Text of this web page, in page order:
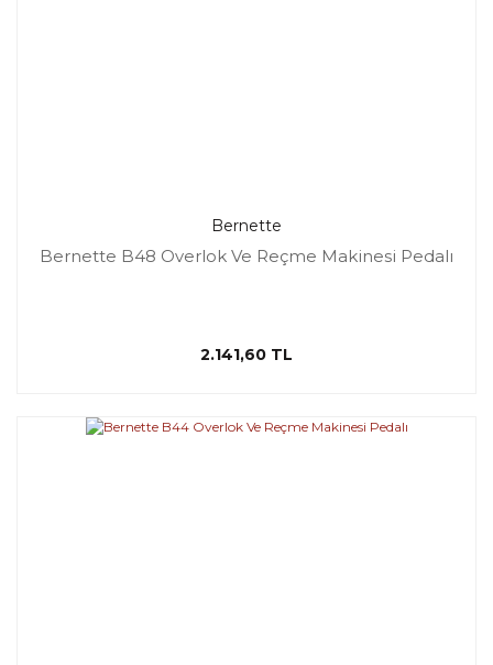
Bernette
Bernette B48 Overlok Ve Reçme Makinesi Pedalı
2.141,60 TL